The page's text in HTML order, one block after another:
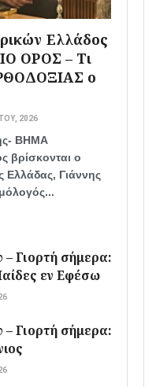
Ελλάδος
ΟΡΟΣ – Τι
ο
2026
ΒΗΜΑ
βρίσκονται ο
Ελλάδας, Γιάννης
Γιορτή σήμερα:
εν Εφέσω
Γιορτή σήμερα: